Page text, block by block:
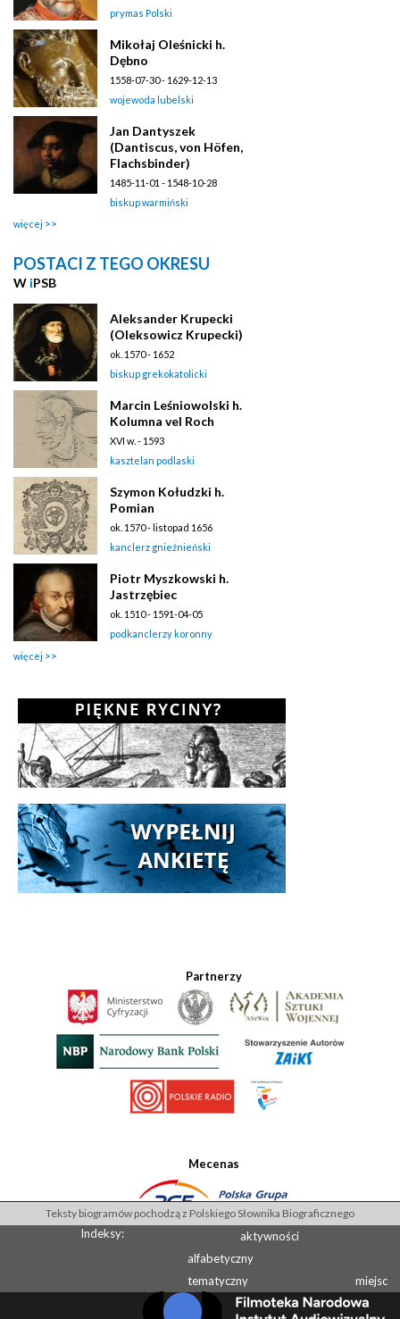
prymas Polski
Mikołaj Oleśnicki h.
Dębno
1558-07-30 - 1629-12-13
wojewoda lubelski
Jan Dantyszek
(Dantiscus, von Höfen,
Flachsbinder)
1485-11-01 - 1548-10-28
biskup warmiński
więcej
POSTACI Z TEGO OKRESU
W iPSB
Aleksander Krupecki
(Oleksowicz Krupecki)
ok. 1570 - 1652
biskup grekokatolicki
Marcin Leśniowolski h.
Kolumna vel Roch
XVI w. - 1593
kasztelan podlaski
Szymon Kołudzki h.
Pomian
ok. 1570 - listopad 1656
kanclerz gnieźnieński
Piotr Myszkowski h.
Jastrzębiec
ok. 1510 - 1591-04-05
podkanclerzy koronny
więcej
Partnerzy
Mecenas
Teksty biogramów pochodzą z Polskiego Słownika Biograficznego
Indeksy:
aktywności
alfabetyczny
tematyczny
miejsc